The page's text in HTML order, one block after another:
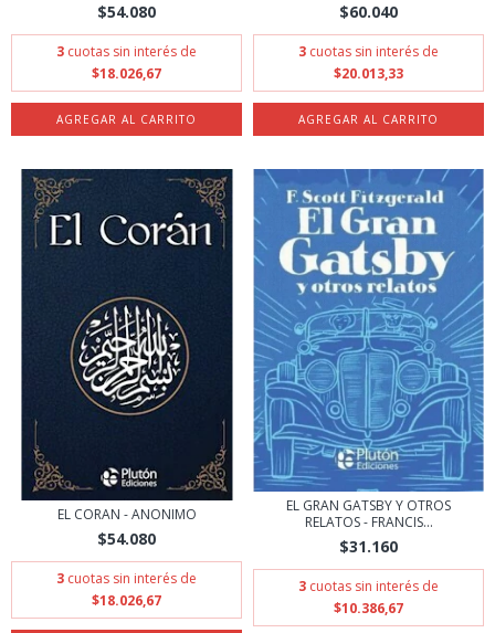
$54.080
3 cuotas sin interés de
$18.026,67
$60.040
3 cuotas sin interés de
$20.013,33
EL CORAN - ANONIMO
$54.080
3 cuotas sin interés de
$18.026,67
EL GRAN GATSBY Y OTROS
RELATOS - FRANCIS...
$31.160
3 cuotas sin interés de
$10.386,67